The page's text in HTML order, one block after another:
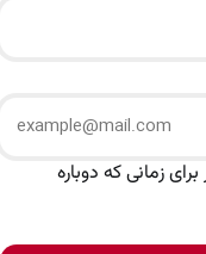
زمانی که دوباره